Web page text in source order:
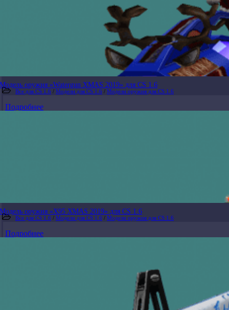
Модель оружия «Watergun XMAS 2019» для CS 1.6
Все для CS 1.6 / Модели для CS 1.6 / Модели оружия для CS 1.6
Подробнее
Модель оружия «X95 XMAS 2019» для CS 1.6
Все для CS 1.6 / Модели для CS 1.6 / Модели оружия для CS 1.6
Подробнее